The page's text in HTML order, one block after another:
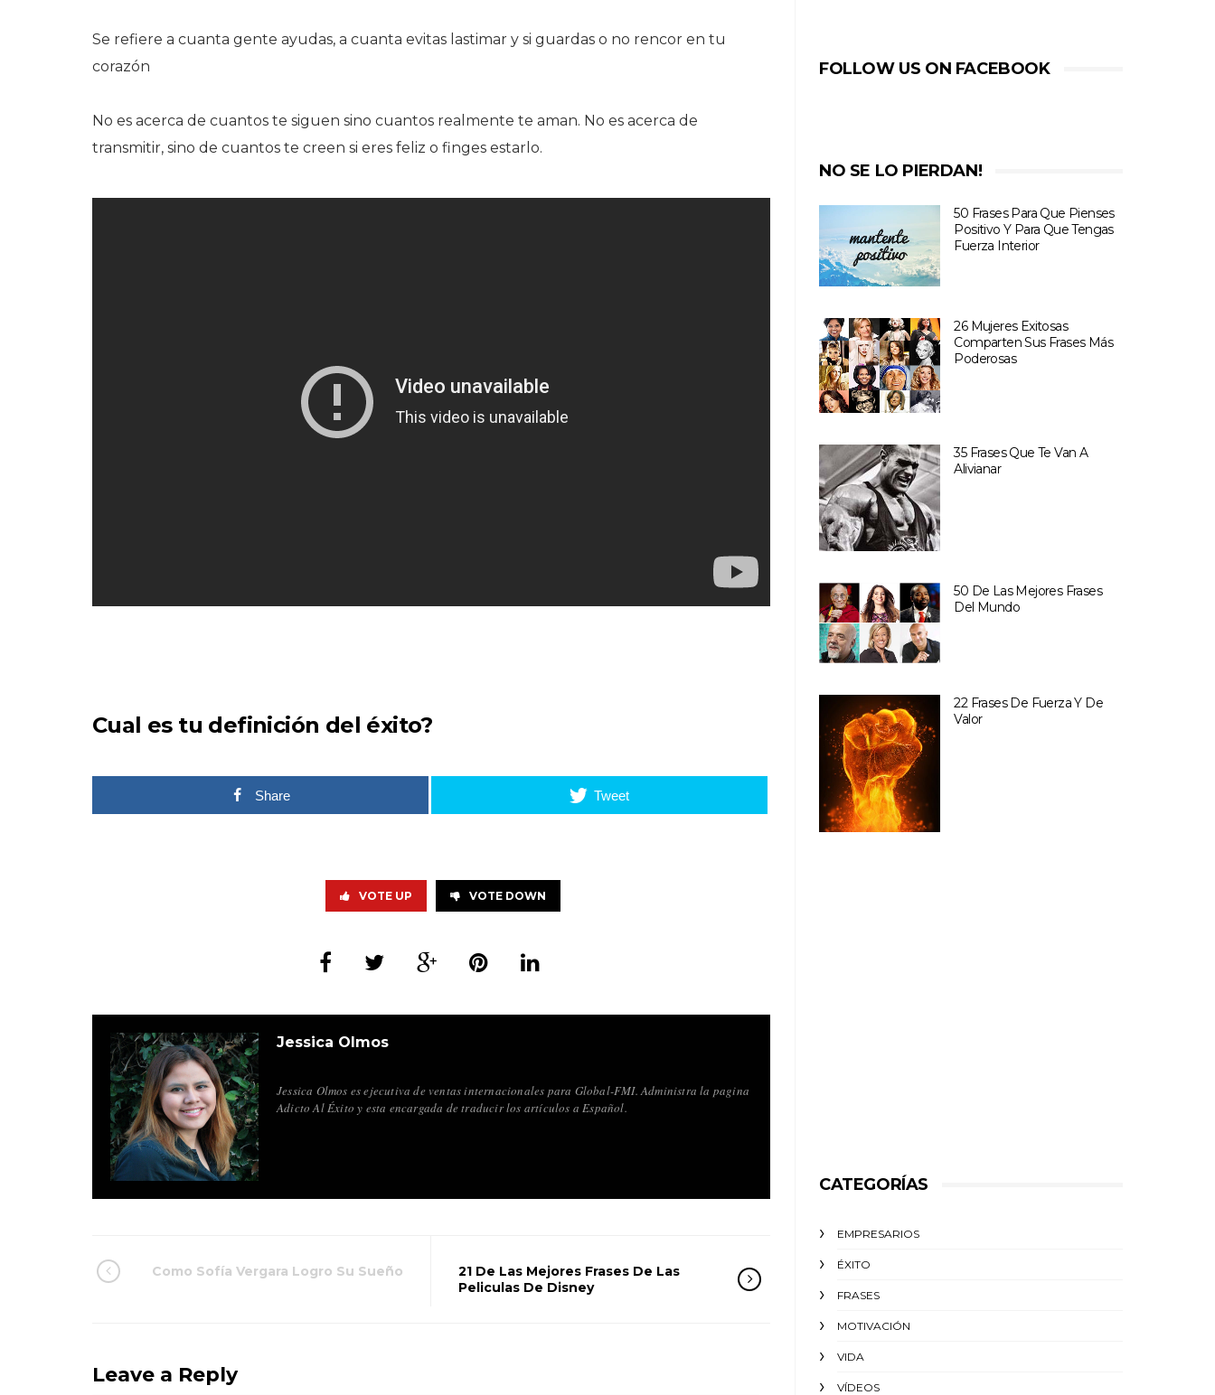
Se refiere a cuanta gente ayudas, a cuanta evitas lastimar y si guardas o no rencor en tu
corazón
No es acerca de cuantos te siguen sino cuantos realmente te aman. No es acerca de
transmitir, sino de cuantos te creen si eres feliz o finges estarlo.
Cual es tu definición del éxito?
Share Tweet
VOTE UP VOTE DOWN
Jessica Olmos
Jessica Olmos es ejecutiva de ventas internacionales para Global-FMI. Administra la pagina
Adicto Al Éxito y esta encargada de traducir los artículos a Español.
Como Sofía Vergara Logro Su Sueño
21 De Las Mejores Frases De Las
Peliculas De Disney
Leave a Reply
FOLLOW US ON FACEBOOK
NO SE LO PIERDAN!
50 Frases Para Que Pienses
Positivo Y Para Que Tengas
Fuerza Interior
26 Mujeres Exitosas
Comparten Sus Frases Más
Poderosas
35 Frases Que Te Van A
Alivianar
50 De Las Mejores Frases
Del Mundo
22 Frases De Fuerza Y De
Valor
CATEGORÍAS
EMPRESARIOS
ÉXITO‬
FRASES
MOTIVACIÓN
VIDA
VÍDEOS